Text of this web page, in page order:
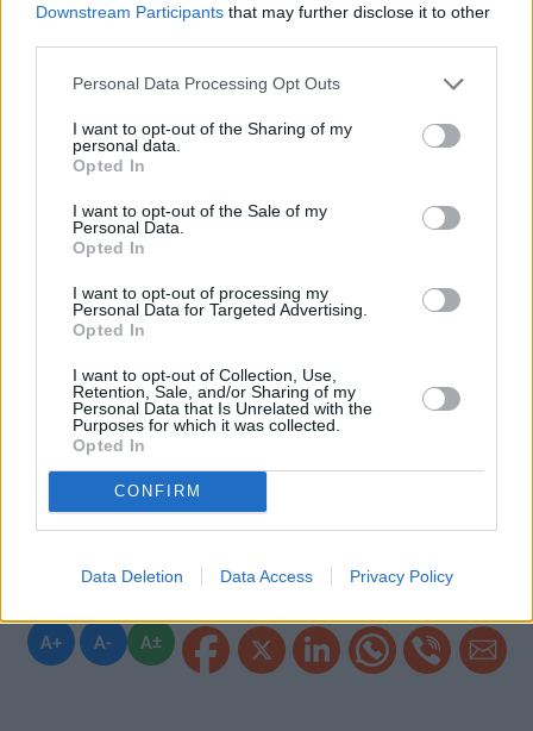
Downstream Participants that may further disclose it to other
Personal Data Processing Opt Outs
I want to opt-out of the Sharing of my
personal data.
Opted In
I want to opt-out of the Sale of my
Personal Data.
Opted In
I want to opt-out of processing my
Personal Data for Targeted Advertising.
Opted In
I want to opt-out of Collection, Use,
Retention, Sale, and/or Sharing of my
Personal Data that Is Unrelated with the
Purposes for which it was collected.
Opted In
CONFIRM
Data Deletion Data Access Privacy Policy
A+ A- A±
Παγκόσμιο Πρωτάθλημα ημιμαραθωνίουστην Γκντίνια,
αλλά ήταν άτυχη, καθώς γλίστρησε στο τέλος και έμεινε
με 65.19. Νικήτρια ήταν η Κενυάτισσα
Τζεπτσίρτσιρ
, που είχε κάνει παγκόσμιο ρεκόρ με 65.16.
Έξι εβδομάδες αργότερα η Γιεχουάλοου ήταν δεύτερη
στον ημιμαραθώνιο στο
και πάλι ατομικό της ρεκόρ. Τον Απρίλιο της επόμενης
χρονιάς στον ημιμαραθώνιο στην
Κωνσταντινούπολη
στα τράιαλς της πατρίδας της στα 10.000μ. για τους
Ολυμπιακούς Αγώνες ήταν 4
63.44.
Φωτογραφία: Facebook TCS London Marathon